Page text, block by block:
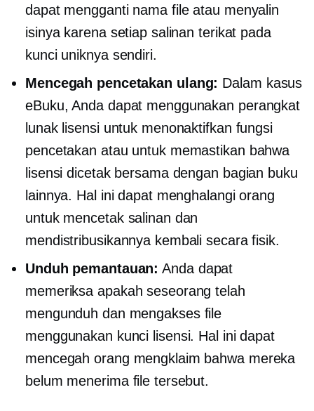
dapat mengganti nama file atau menyalin
isinya karena setiap salinan terikat pada
kunci uniknya sendiri.
Mencegah pencetakan ulang: Dalam kasus
eBuku, Anda dapat menggunakan perangkat
lunak lisensi untuk menonaktifkan fungsi
pencetakan atau untuk memastikan bahwa
lisensi dicetak bersama dengan bagian buku
lainnya. Hal ini dapat menghalangi orang
untuk mencetak salinan dan
mendistribusikannya kembali secara fisik.
Unduh pemantauan: Anda dapat
memeriksa apakah seseorang telah
mengunduh dan mengakses file
menggunakan kunci lisensi. Hal ini dapat
mencegah orang mengklaim bahwa mereka
belum menerima file tersebut.